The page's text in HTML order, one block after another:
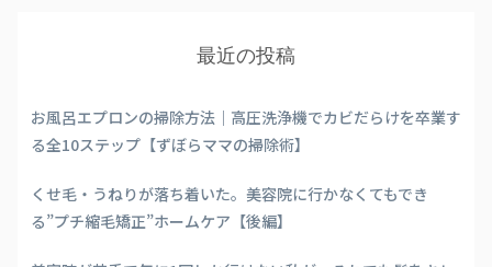
最近の投稿
お風呂エプロンの掃除方法｜高圧洗浄機でカビだらけを卒業す
る全10ステップ【ずぼらママの掃除術】
くせ毛・うねりが落ち着いた。美容院に行かなくてもでき
る”プチ縮毛矯正”ホームケア【後編】